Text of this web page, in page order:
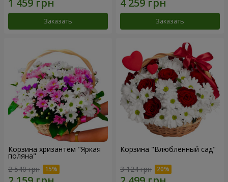
Заказать Заказать
Корзина хризантем "Яркая
поляна"
2 540 грн
Корзина "Влюбленный сад"
3 124 грн